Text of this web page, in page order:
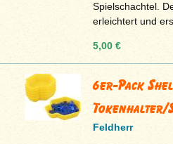
Spielschachtel.
erleichtert und
5,00 €
6er-Pack
Tokenhalter/
Feldherr